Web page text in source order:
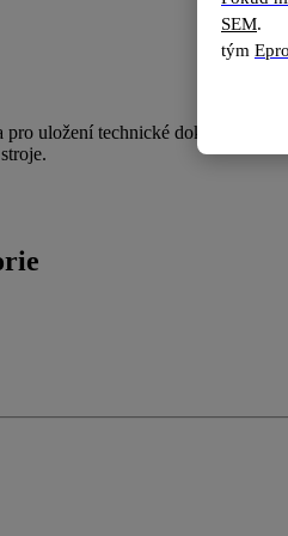
uložení technické
SEM.
tým